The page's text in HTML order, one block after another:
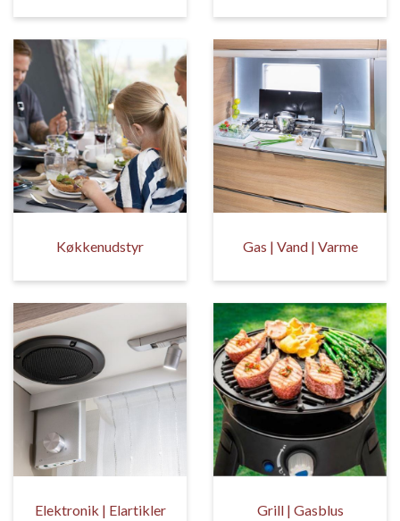
Køkkenudstyr Gas | Vand | Varme
Elektronik | Elartikler Grill | Gasblus